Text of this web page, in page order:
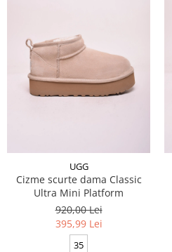
UGG
Cizme scurte dama Classic
Ultra Mini Platform
920,00 Lei
395,99 Lei
35